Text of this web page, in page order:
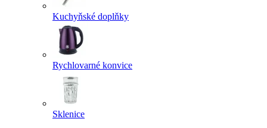
Kuchyňské doplňky
Rychlovarné konvice
Sklenice